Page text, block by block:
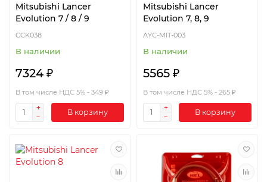
Mitsubishi Lancer
Evolution 7 / 8 / 9
CCK038
В наличии
7324 ₽
В том числе НДС 5% - 349 ₽
В корзину
Mitsubishi Lancer
Evolution 7, 8, 9
AYC-MIT-003
В наличии
5565 ₽
В том числе НДС 5% - 265 ₽
В корзину